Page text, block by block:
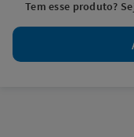
Tem esse produto?